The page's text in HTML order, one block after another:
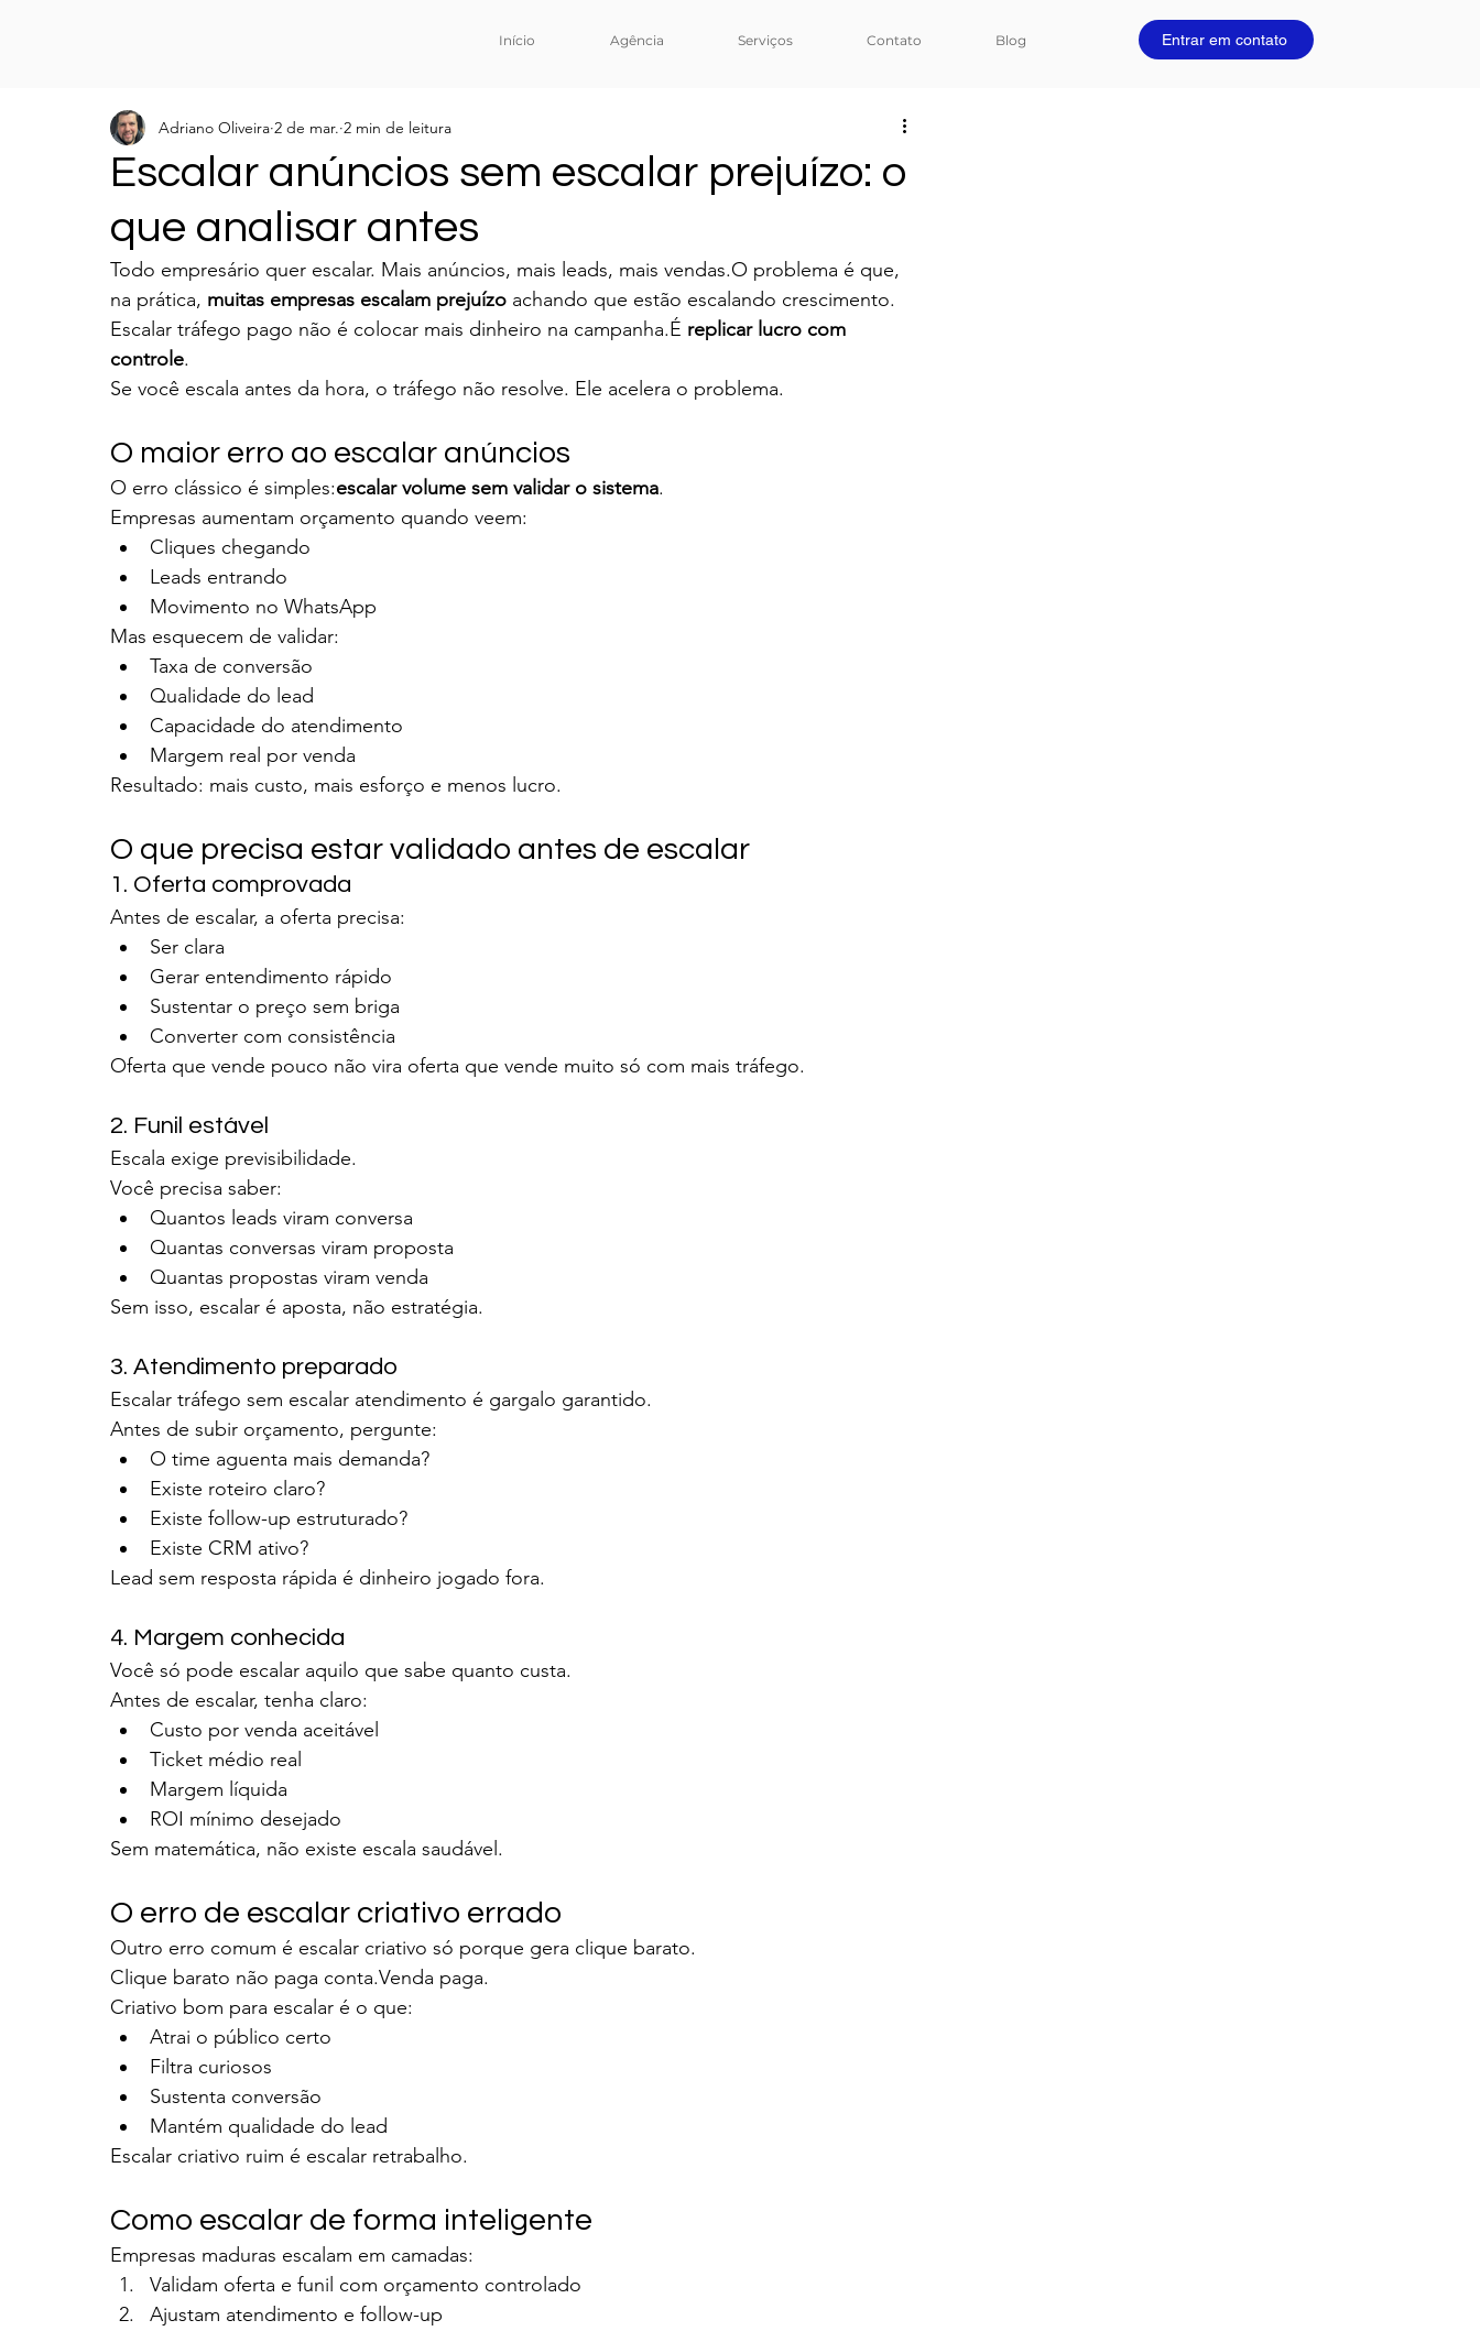
Início Agência Serviços Contato Blog Entrar em contato
Escalar anúncios sem escalar prejuízo: o
que analisar antes
Adriano Oliveira 2 de mar. 2 min de leitura
Todo empresário quer escalar. Mais anúncios, mais leads, mais vendas.O problema é que,
na prática, muitas empresas escalam prejuízo achando que estão escalando crescimento.
Escalar tráfego pago não é colocar mais dinheiro na campanha.É replicar lucro com
controle.
Se você escala antes da hora, o tráfego não resolve. Ele acelera o problema.
O maior erro ao escalar anúncios
O erro clássico é simples:escalar volume sem validar o sistema.
Empresas aumentam orçamento quando veem:
Cliques chegando
Leads entrando
Movimento no WhatsApp
Mas esquecem de validar:
Taxa de conversão
Qualidade do lead
Capacidade do atendimento
Margem real por venda
Resultado: mais custo, mais esforço e menos lucro.
O que precisa estar validado antes de escalar
1. Oferta comprovada
Antes de escalar, a oferta precisa:
Ser clara
Gerar entendimento rápido
Sustentar o preço sem briga
Converter com consistência
Oferta que vende pouco não vira oferta que vende muito só com mais tráfego.
2. Funil estável
Escala exige previsibilidade.
Você precisa saber:
Quantos leads viram conversa
Quantas conversas viram proposta
Quantas propostas viram venda
Sem isso, escalar é aposta, não estratégia.
3. Atendimento preparado
Escalar tráfego sem escalar atendimento é gargalo garantido.
Antes de subir orçamento, pergunte:
O time aguenta mais demanda?
Existe roteiro claro?
Existe follow-up estruturado?
Existe CRM ativo?
Lead sem resposta rápida é dinheiro jogado fora.
4. Margem conhecida
Você só pode escalar aquilo que sabe quanto custa.
Antes de escalar, tenha claro:
Custo por venda aceitável
Ticket médio real
Margem líquida
ROI mínimo desejado
Sem matemática, não existe escala saudável.
O erro de escalar criativo errado
Outro erro comum é escalar criativo só porque gera clique barato.
Clique barato não paga conta.Venda paga.
Criativo bom para escalar é o que:
Atrai o público certo
Filtra curiosos
Sustenta conversão
Mantém qualidade do lead
Escalar criativo ruim é escalar retrabalho.
Como escalar de forma inteligente
Empresas maduras escalam em camadas:
Validam oferta e funil com orçamento controlado
Ajustam atendimento e follow-up